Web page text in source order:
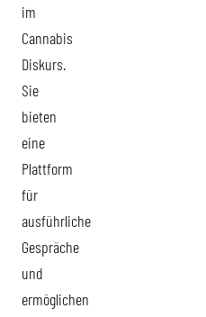
im
Cannabis
Diskurs.
Sie
bieten
eine
Plattform
für
ausführliche
Gespräche
und
ermöglichen